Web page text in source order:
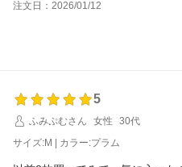
注文日：2026/01/12
5
ふみぷむさん
女性
30代
サイズ:M | カラー:プラム